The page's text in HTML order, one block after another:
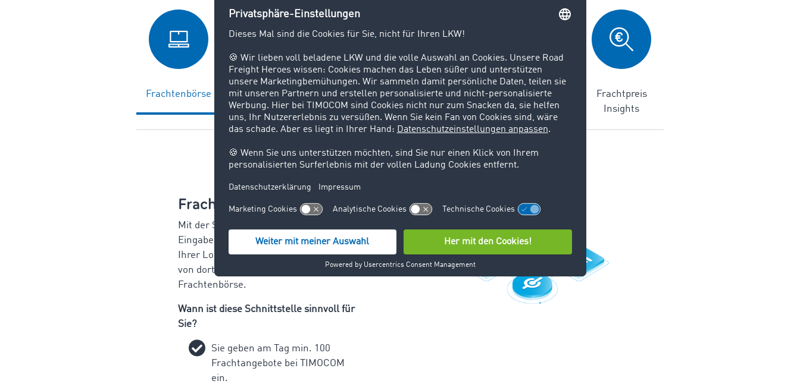
Frachtenbörse Unternehmensprofile TransportaufträgeSendungsverfolgung Tracking
Frachtpreis
Insights
Frachtenbörse Eingabe
Mit der Schnittstelle Frachtenbörse
Eingabe erstellen Sie Frachtangebote in
Ihrer Logistiksoftware und senden diese
von dort aus in die TIMOCOM
Frachtenbörse.
Wann ist diese Schnittstelle sinnvoll für
Sie?
Sie geben am Tag min. 100
Frachtangebote bei TIMOCOM
ein.